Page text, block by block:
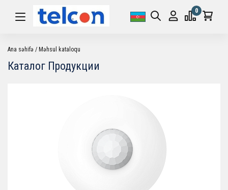
0
Ana səhifə Məhsul kataloqu
Каталог Продукции